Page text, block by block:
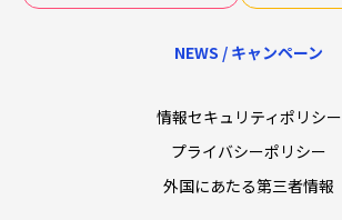
NEWS / キャンペーン
情報セキュリティポリシー
プライバシーポリシー
外国にあたる第三者情報